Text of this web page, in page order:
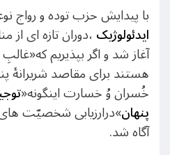
با پیدایش حزب توده و رواج
ایدئولوژیک ،دوران تازه ای
آغاز شد و اگر بپذیریم
هستند برای مقاصد شریرانۀ
خُسران وُ خسارت اینگونه«
پنهان»درارزیابی شخصیّت
آگاه شد.